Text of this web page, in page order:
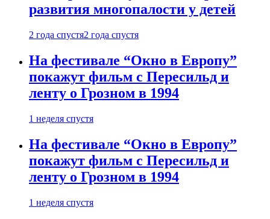
развития многопалости у детей
2 года спустя2 года спустя
На фестивале “Окно в Европу”
покажут фильм с Пересильд и
ленту о Грозном в 1994
1 неделя спустя
На фестивале “Окно в Европу”
покажут фильм с Пересильд и
ленту о Грозном в 1994
1 неделя спустя